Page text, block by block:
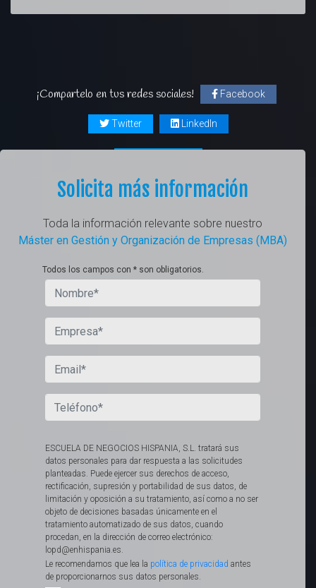
¡Compartelo en tus redes sociales! Facebook
Twitter LinkedIn
Solicita más información
Toda la información relevante sobre nuestro
Máster en Gestión y Organización de Empresas (MBA)
Todos los campos con * son obligatorios.
ESCUELA DE NEGOCIOS HISPANIA, S.L. tratará sus
datos personales para dar respuesta a las solicitudes
planteadas. Puede ejercer sus derechos de acceso,
rectificación, supresión y portabilidad de sus datos, de
limitación y oposición a su tratamiento, así como a no ser
objeto de decisiones basadas únicamente en el
tratamiento automatizado de sus datos, cuando
procedan, en la dirección de correo electrónico:
lopd@enhispania.es.
Le recomendamos que lea la política de privacidad antes
de proporcionarnos sus datos personales.​